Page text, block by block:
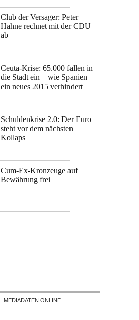
Club der Versager: Peter
Hahne rechnet mit der CDU
ab
Ceuta-Krise: 65.000 fallen in
die Stadt ein – wie Spanien
ein neues 2015 verhindert
Schuldenkrise 2.0: Der Euro
steht vor dem nächsten
Kollaps
Cum-Ex-Kronzeuge auf
Bewährung frei
MEDIADATEN ONLINE